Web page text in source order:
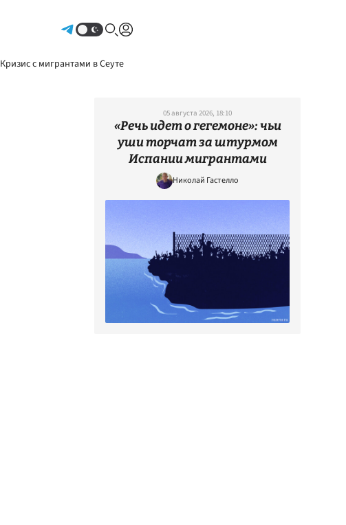
Кризис с мигрантами в Сеуте
05 августа 2026, 18:10
«Речь идет о гегемоне»: чьи
уши торчат за штурмом
Испании мигрантами
Николай Гастелло